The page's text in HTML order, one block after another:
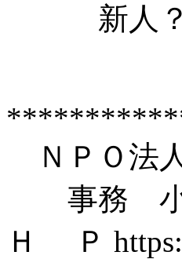
新人？！
ＮＰＯ法
事務 小
Ｈ Ｐ